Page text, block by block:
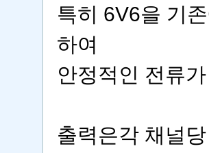
특히 6V6을 기
하여
안정적인 전류
출력은각 채널